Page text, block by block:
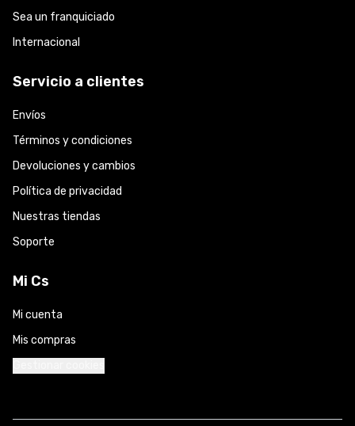
Sea un franquiciado
Internacional
Servicio a clientes
Envíos
Términos y condiciones
Devoluciones y cambios
Política de privacidad
Nuestras tiendas
Soporte
Mi Cs
Mi cuenta
Mis compras